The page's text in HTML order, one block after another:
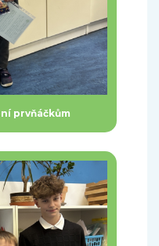
prvňáčkům